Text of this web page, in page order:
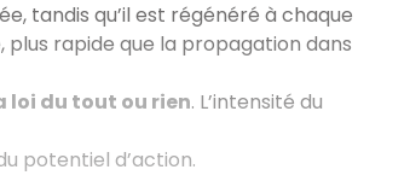
tandis qu’il est régénéré à chaque
rapide que la propagation dans
loi du tout ou rien. L’intensité du
potentiel d’action.